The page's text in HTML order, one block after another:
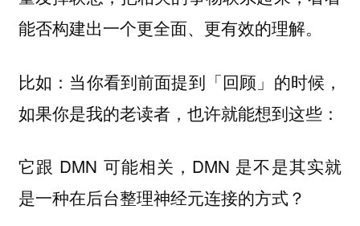
能否构建出一个更全面、更有效的理解。
比如：当你看到前面提到「回顾」的时候，
如果你是我的老读者，也许就能想到这些：
它跟 DMN 可能相关，DMN 是不是其实就
是一种在后台整理神经元连接的方式？